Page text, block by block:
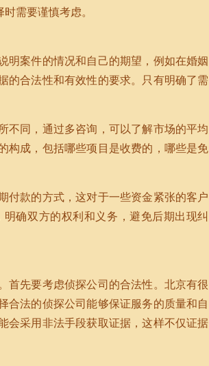
需要谨慎考虑。
明案件的情况和自己的期望，例如在婚姻
的合法性和有效性的要求。只有明确了需
不同，通过多咨询，可以了解市场的平均
构成，包括哪些项目是收费的，哪些是免
付款的方式，这对于一些资金紧张的客户
确双方的权利和义务，避免后期出现纠
首先要考虑侦探公司的合法性。北京有很
合法的侦探公司能够保证服务的质量和自
会采用非法手段获取证据，这样不仅证据